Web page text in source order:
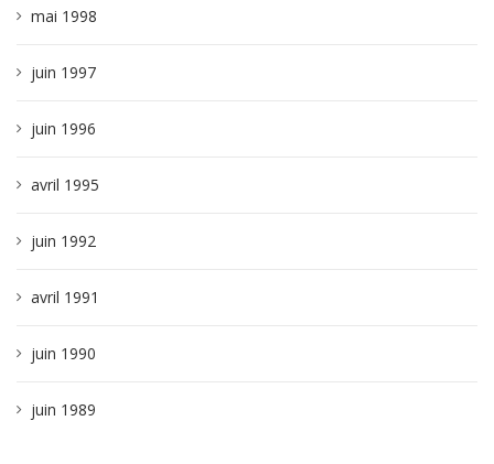
mai 1998
juin 1997
juin 1996
avril 1995
juin 1992
avril 1991
juin 1990
juin 1989